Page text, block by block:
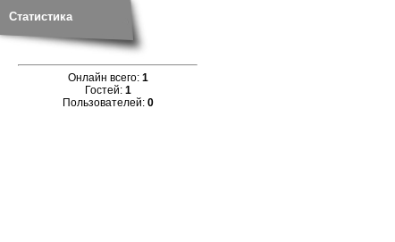
Статистика
Онлайн всего: 1
Гостей: 1
Пользователей: 0